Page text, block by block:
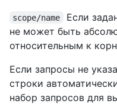
scope/name Если
не может быть
относительным к
Если запросы не
строки
набор запросов для